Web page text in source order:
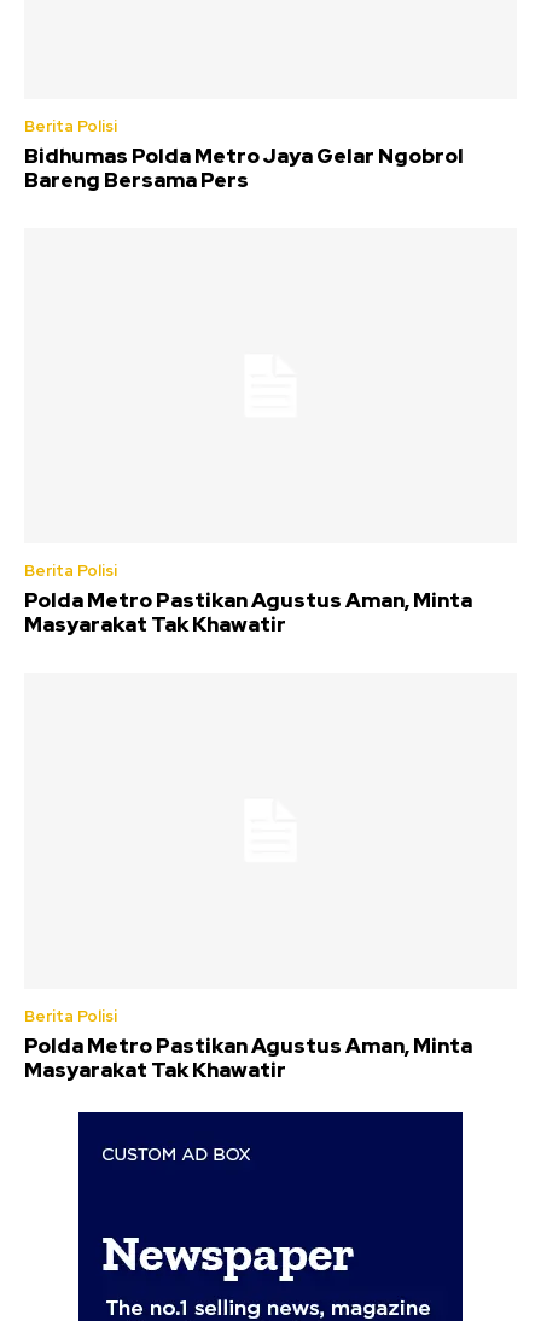
Berita Polisi
Bidhumas Polda Metro Jaya Gelar Ngobrol
Bareng Bersama Pers
Berita Polisi
Polda Metro Pastikan Agustus Aman, Minta
Masyarakat Tak Khawatir
Berita Polisi
Polda Metro Pastikan Agustus Aman, Minta
Masyarakat Tak Khawatir